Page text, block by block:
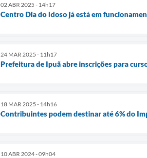
02 ABR 2025 - 14h17
Centro Dia do Idoso já está em
24 MAR 2025 - 11h17
Prefeitura de Ipuã abre inscrições para
18 MAR 2025 - 14h16
Contribuintes podem destinar até 6% do
10 ABR 2024 - 09h04